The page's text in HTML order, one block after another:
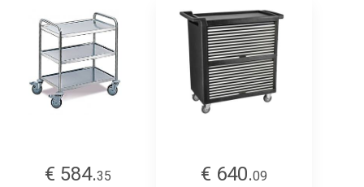
€ 584.35 € 640.09